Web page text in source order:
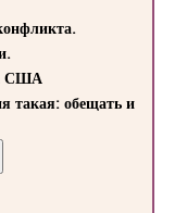
США
такая: обещать и